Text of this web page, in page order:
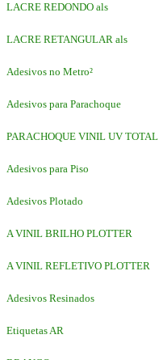
LACRE REDONDO als
LACRE RETANGULAR als
Adesivos no Metro²
Adesivos para Parachoque
PARACHOQUE VINIL UV TOTAL
Adesivos para Piso
Adesivos Plotado
A VINIL BRILHO PLOTTER
A VINIL REFLETIVO PLOTTER
Adesivos Resinados
Etiquetas AR